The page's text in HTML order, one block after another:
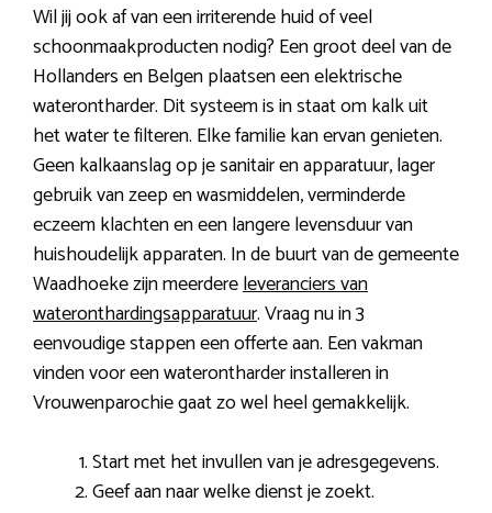
Wil jij ook af van een irriterende huid of veel
schoonmaakproducten nodig? Een groot deel van de
Hollanders en Belgen plaatsen een elektrische
waterontharder. Dit systeem is in staat om kalk uit
het water te filteren. Elke familie kan ervan genieten.
Geen kalkaanslag op je sanitair en apparatuur, lager
gebruik van zeep en wasmiddelen, verminderde
eczeem klachten en een langere levensduur van
huishoudelijk apparaten. In de buurt van de gemeente
Waadhoeke zijn meerdereleveranciers van
wateronthardingsapparatuur. Vraag nu in 3
eenvoudige stappen een offerte aan. Een vakman
vinden voor een waterontharder installeren in
Vrouwenparochie gaat zo wel heel gemakkelijk.
Start met het invullen van je adresgegevens.
Geef aan naar welke dienst je zoekt.